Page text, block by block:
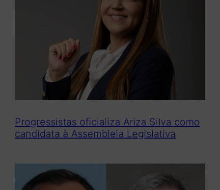
Progressistas oficializa Ariza Silva como
candidata à Assembleia Legislativa